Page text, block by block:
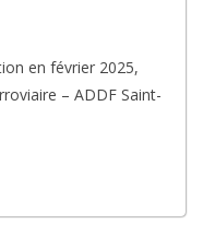
en février 2025,
– ADDF Saint-